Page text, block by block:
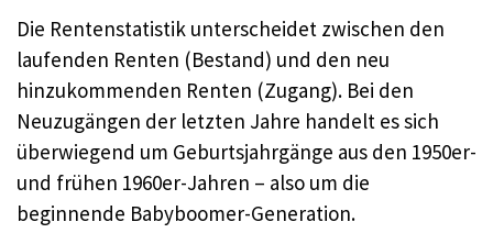
Die Rentenstatistik unterscheidet zwischen den
laufenden Renten (Bestand) und den neu
hinzukommenden Renten (Zugang). Bei den
Neuzugängen der letzten Jahre handelt es sich
überwiegend um Geburtsjahrgänge aus den 1950er-
und frühen 1960er-Jahren – also um die
beginnende Babyboomer-Generation.